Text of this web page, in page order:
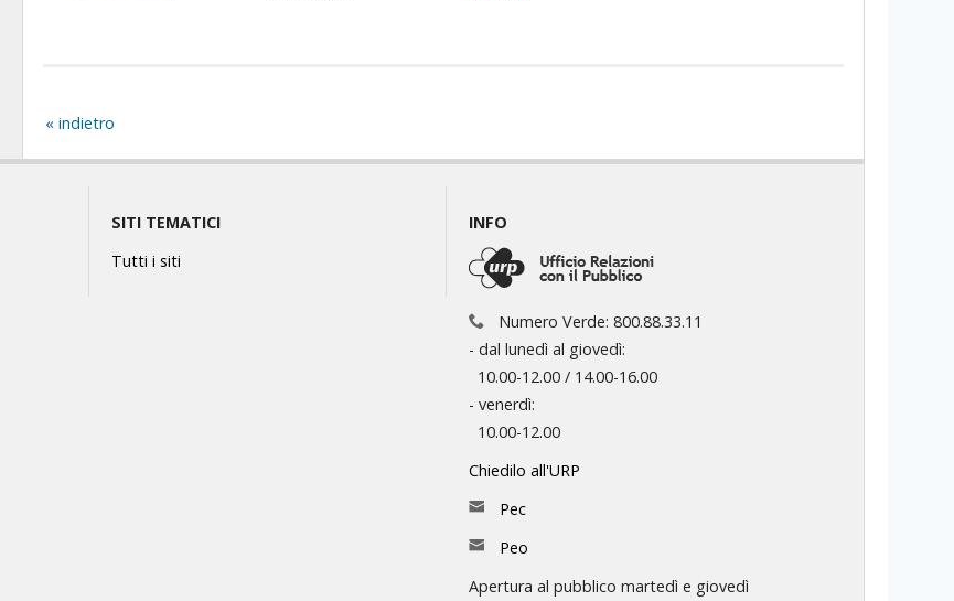
indietro
SITI TEMATICI
Tutti i siti
INFO
Numero Verde: 800.88.33.11
- dal lunedì al giovedì:
10.00-12.00 / 14.00-16.00
- venerdì:
10.00-12.00
Chiedilo all'URP
Pec
Peo
Apertura al pubblico martedì e giovedì